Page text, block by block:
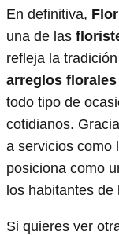
En definitiva,
una de las
refleja la
arreglos florales
todo tipo de
cotidianos.
a servicios como
posiciona como
los habitantes de
Si quieres ver